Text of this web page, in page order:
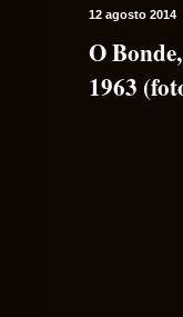
12 agosto 2014
O
1963